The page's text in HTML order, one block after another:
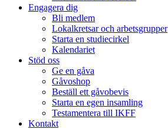
Engagera dig
Bli medlem
Lokalkretsar och arbetsgrupper
Starta en studiecirkel
Kalendariet
Stöd oss
Ge en gåva
Gåvoshop
Beställ ett gåvobevis
Starta en egen insamling
Testamentera till IKFF
Kontakt